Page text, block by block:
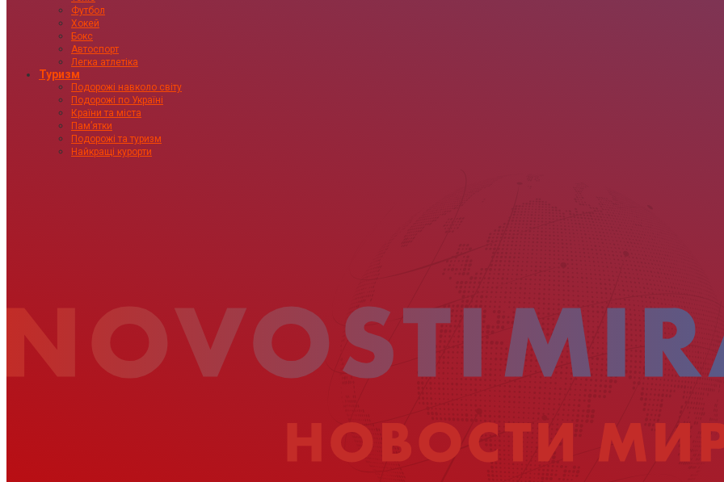
Футбол
Хокей
Бокс
Автоспорт
Легка атлетіка
Туризм
Подорожі навколо світу
Подорожі по Україні
Країни та міста
Пам’ятки
Подорожі та туризм
Найкращі курорти